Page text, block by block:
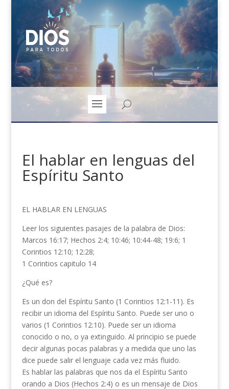
El hablar en lenguas del
Espíritu Santo
EL HABLAR EN LENGUAS
Leer los siguientes pasajes de la palabra de Dios:
Marcos 16:17; Hechos 2:4; 10:46; 10:44-48; 19:6; 1
Corintios 12:10; 12:28;
1 Corintios capitulo 14
¿Qué es?
Es un don del Espíritu Santo (1 Corintios 12:1-11). Es
recibir un idioma del Espíritu Santo. Puede ser uno o
varios (1 Corintios 12:10). Puede ser un idioma
conocido o no, o ya extinguido. Al principio se puede
decir algunas pocas palabras y a medida que uno las
dice puede salir el lenguaje cada vez más fluido.
Es hablar las palabras que nos da el Espíritu Santo
orando a Dios (Hechos 2:4) o es un mensaje de Dios